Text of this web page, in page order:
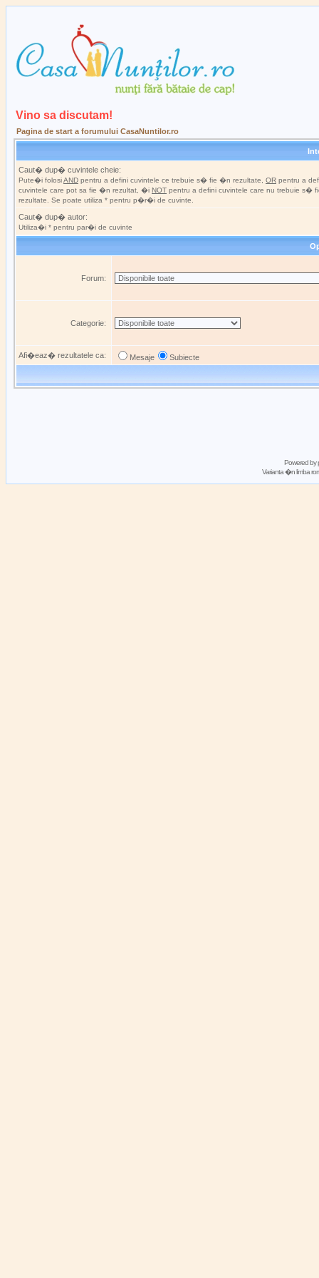
Vino sa discutam!
Pagina de start a forumului CasaNuntilor.ro
Caut� dup� cuvintele cheie:
Pute�i folosiAND pentru a defini cuvintele ce trebuie s� fie �n rezultate, OR pentru a
cuvintele care pot sa fie �n rezultat, �i NOT pentru a defini cuvintele care nu trebuie s�
rezultate. Se poate utiliza * pentru p�r�i de cuvinte.
Caut� dup� autor:
Utiliza�i * pentru par�i de cuvinte
Forum:
Categorie:
Afi�eaz� rezultatele ca: Mesaje Subiecte
Powered by
Varianta �n limba